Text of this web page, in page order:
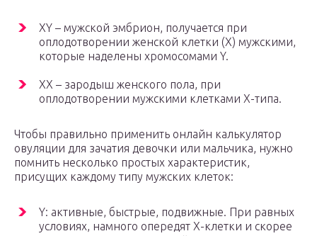
ХY – мужской эмбрион, получается при
оплодотворении женской клетки (Х) мужскими,
которые наделены хромосомами Y.
ХХ – зародыш женского пола, при
оплодотворении мужскими клетками Х-типа.
Чтобы правильно применить онлайн калькулятор
овуляции для зачатия девочки или мальчика, нужно
помнить несколько простых характеристик,
присущих каждому типу мужских клеток:
Y: активные, быстрые, подвижные. При равных
условиях, намного опередят Х-клетки и скорее